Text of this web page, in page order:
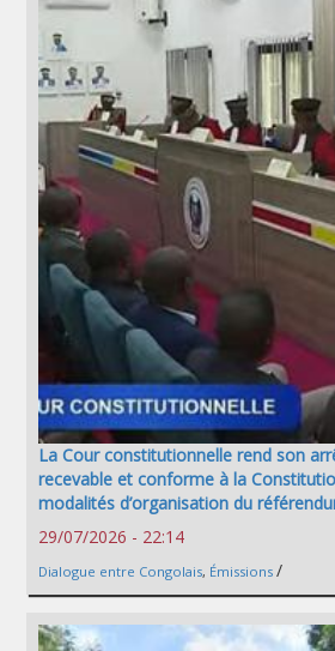
La Cour constitutionnelle rend son
recevable et conforme à la
modalités d’organisation du
29/07/2026 - 22:14
Dialogue entre Congolais, Émissions /